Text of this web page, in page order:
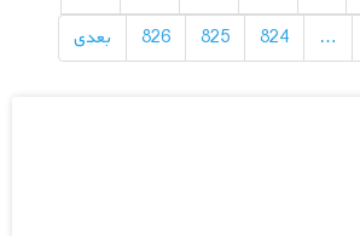
…
824
825
826 بعدی